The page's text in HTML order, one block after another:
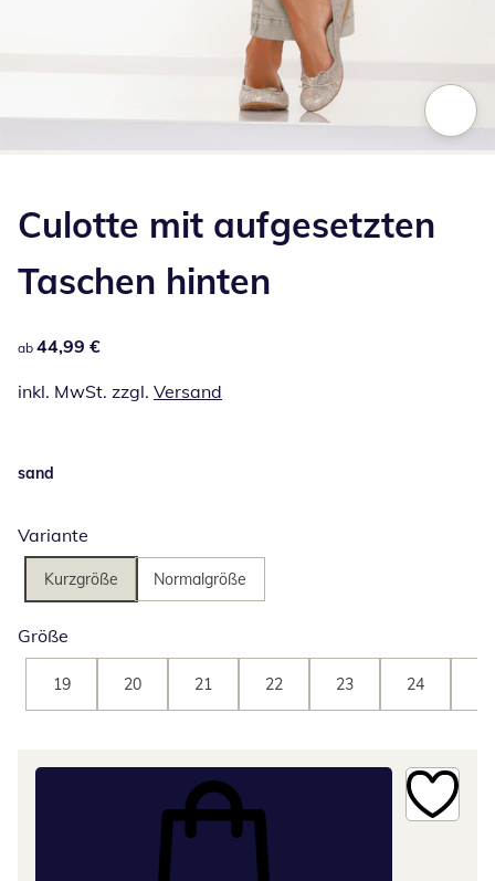
Culotte mit aufgesetzten
Taschen hinten
44,99 €
ab 44,99 €
inkl. MwSt. zzgl. Versand
sand
Variante
Kurzgröße Normalgröße
Größe
19 20 21 22 23 24